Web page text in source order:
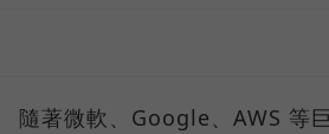
隨著微軟、Google、AWS 等